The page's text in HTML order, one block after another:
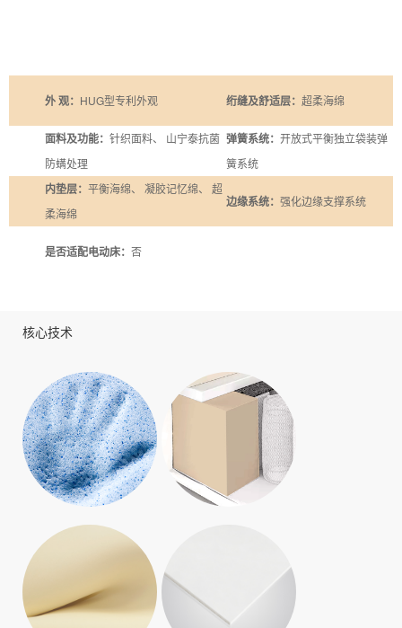
外 观： HUG型专利外观 绗缝及舒适层： 超柔海绵
面料及功能： 针织面料、 山宁泰抗菌
防螨处理
弹簧系统： 开放式平衡独立袋装弹
簧系统
内垫层： 平衡海绵、 凝胶记忆绵、 超
柔海绵
边缘系统： 强化边缘支撑系统
是否适配电动床： 否
核心技术